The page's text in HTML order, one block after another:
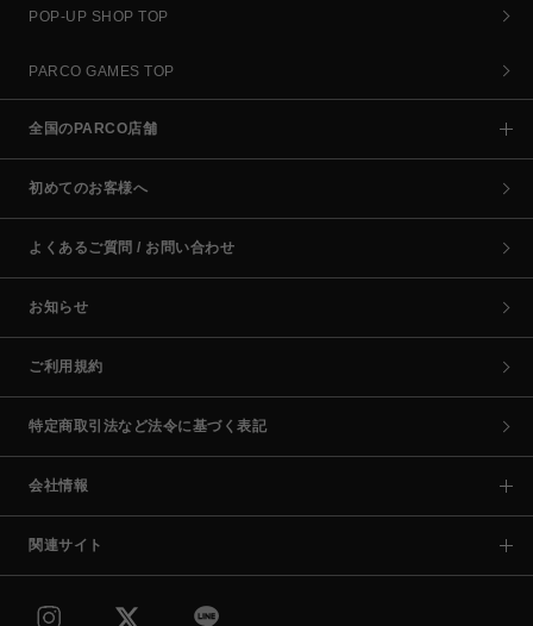
POP-UP SHOP TOP
PARCO GAMES TOP
全国のPARCO店舗
初めてのお客様へ
よくあるご質問 / お問い合わせ
お知らせ
ご利用規約
特定商取引法など法令に基づく表記
会社情報
関連サイト